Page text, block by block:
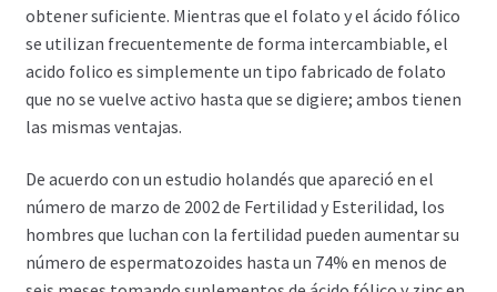
obtener suficiente. Mientras que el folato y el ácido fólico
se utilizan frecuentemente de forma intercambiable, el
acido folico es simplemente un tipo fabricado de folato
que no se vuelve activo hasta que se digiere; ambos tienen
las mismas ventajas.
De acuerdo con un estudio holandés que apareció en el
número de marzo de 2002 de Fertilidad y Esterilidad, los
hombres que luchan con la fertilidad pueden aumentar su
número de espermatozoides hasta un 74% en menos de